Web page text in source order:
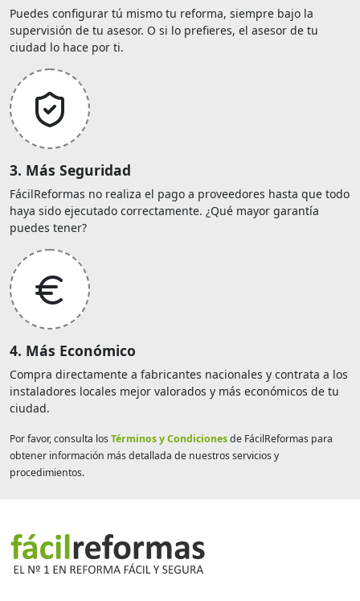
Puedes configurar tú mismo tu reforma, siempre bajo la
supervisión de tu asesor. O si lo prefieres, el asesor de tu
ciudad lo hace por ti.
3. Más Seguridad
FácilReformas no realiza el pago a proveedores hasta que todo
haya sido ejecutado correctamente. ¿Qué mayor garantía
puedes tener?
4. Más Económico
Compra directamente a fabricantes nacionales y contrata a los
instaladores locales mejor valorados y más económicos de tu
ciudad.
Por favor, consulta losTérminos y Condicionesde FácilReformas para
obtener información más detallada de nuestros servicios y
procedimientos.